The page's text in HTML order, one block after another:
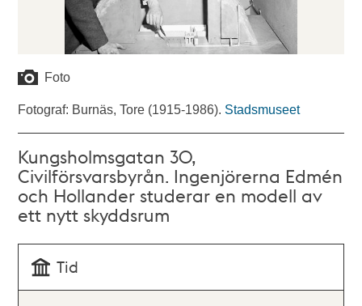
Foto
Fotograf: Burnäs, Tore (1915-1986). Stadsmuseet
Kungsholmsgatan 30,
Civilförsvarsbyrån. Ingenjörerna Edmén
och Hollander studerar en modell av
ett nytt skyddsrum
Tid